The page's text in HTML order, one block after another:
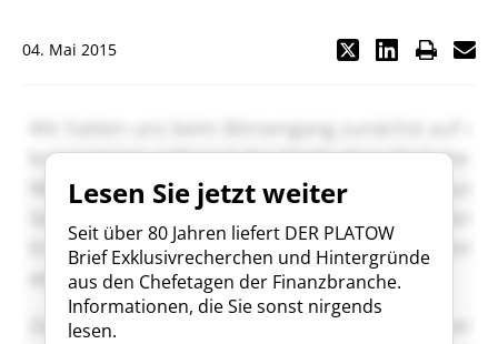
04. Mai 2015
Lesen Sie jetzt weiter
Seit über 80 Jahren liefert DER PLATOW
Brief Exklusivrecherchen und Hintergründe
aus den Chefetagen der Finanzbranche.
Informationen, die Sie sonst nirgends
lesen.